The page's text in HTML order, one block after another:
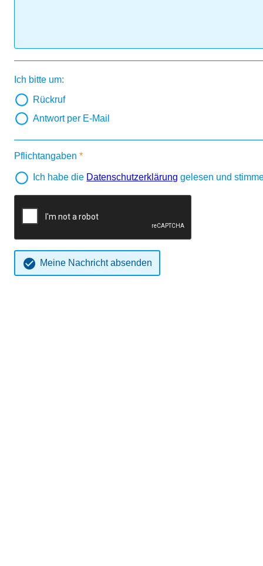
Ich bitte um:
Rückruf
Antwort per E-Mail
Pflichtangaben
Ich habe die Datenschutzerklärung gelesen und
 Meine Nachricht absenden